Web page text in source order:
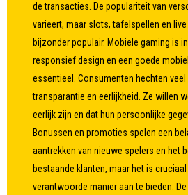
de transacties. De populariteit van
varieert, maar slots, tafelspellen en
bijzonder populair. Mobiele gaming is
responsief design en een goede
essentieel. Consumenten hechten veel
transparantie en eerlijkheid. Ze willen
eerlijk zijn en dat hun persoonlijke
Bonussen en promoties spelen een
aantrekken van nieuwe spelers en het
bestaande klanten, maar het is
verantwoorde manier aan te bieden.